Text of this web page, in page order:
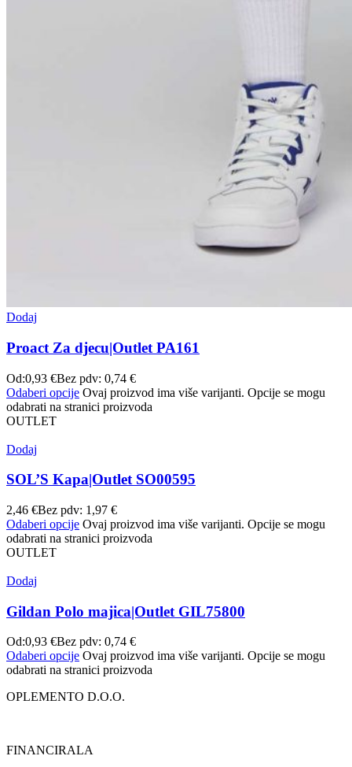
Dodaj
Proact Za djecu|Outlet PA161
Od:0,93 €Bez pdv: 0,74 €
Odaberi opcije Ovaj proizvod ima više varijanti. Opcije se mogu
odabrati na stranici proizvoda
OUTLET
Dodaj
SOL’S Kapa|Outlet SO00595
2,46 €Bez pdv: 1,97 €
Odaberi opcije Ovaj proizvod ima više varijanti. Opcije se mogu
odabrati na stranici proizvoda
OUTLET
Dodaj
Gildan Polo majica|Outlet GIL75800
Od:0,93 €Bez pdv: 0,74 €
Odaberi opcije Ovaj proizvod ima više varijanti. Opcije se mogu
odabrati na stranici proizvoda
OPLEMENTO D.O.O.
FINANCIRALA